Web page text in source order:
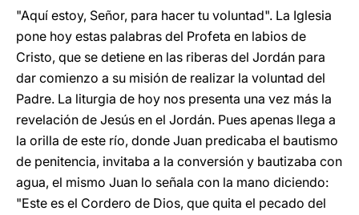
"Aquí estoy, Señor, para hacer tu voluntad". La Iglesia
pone hoy estas palabras del Profeta en labios de
Cristo, que se detiene en las riberas del Jordán para
dar comienzo a su misión de realizar la voluntad del
Padre. La liturgia de hoy nos presenta una vez más la
revelación de Jesús en el Jordán. Pues apenas llega a
la orilla de este río, donde Juan predicaba el bautismo
de penitencia, invitaba a la conversión y bautizaba con
agua, el mismo Juan lo señala con la mano diciendo:
"Este es el Cordero de Dios, que quita el pecado del